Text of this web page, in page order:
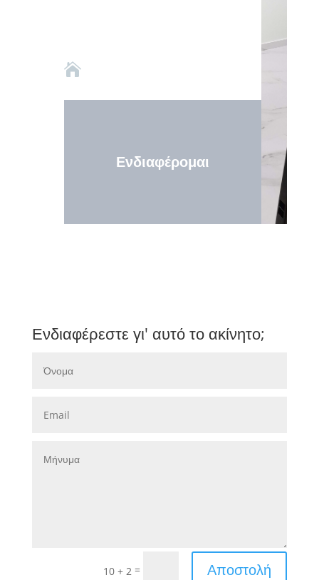

Ενδιαφέρομαι
Ενδιαφέρεστε γι' αυτό το ακίνητο;
10 + 2 = Αποστολή